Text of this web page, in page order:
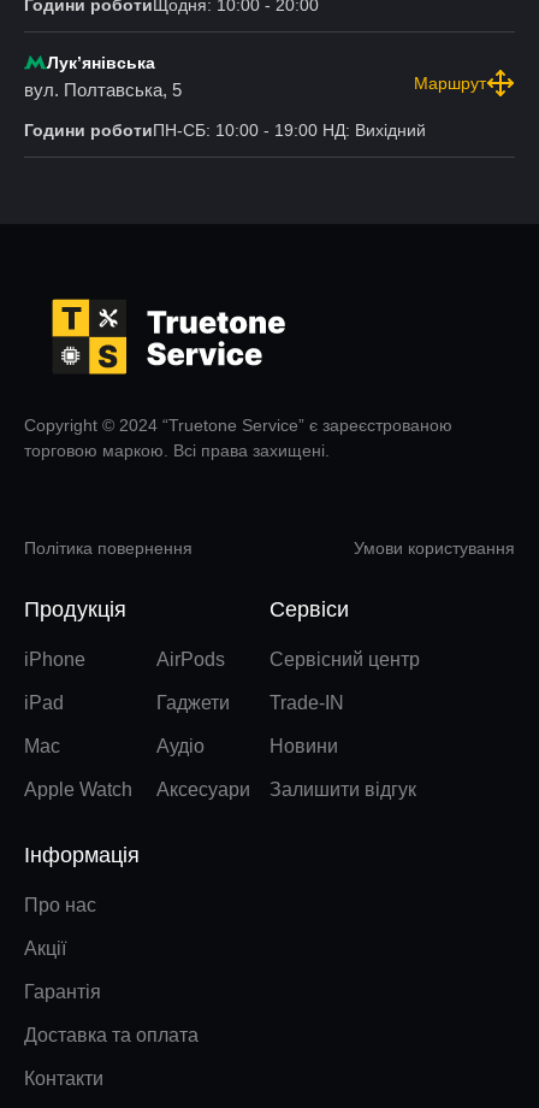
Години роботиЩодня: 10:00 - 20:00
Лукʼянівська
вул. Полтавська, 5 Маршрут
Години роботиПН-СБ: 10:00 - 19:00 НД: Вихідний
Copyright © 2024 “Truetone Service” є зареєстрованою
торговою маркою. Всі права захищені.
Політика повернення Умови користування
Продукція
iPhone
iPad
Mac
Apple Watch
AirPods
Гаджети
Аудіо
Аксесуари
Сервіси
Сервісний центр
Trade-IN
Новини
Залишити відгук
Інформація
Про нас
Акції
Гарантія
Доставка та оплата
Контакти